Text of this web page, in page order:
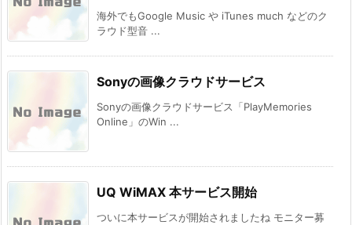
海外でもGoogle Music や iTunes much などのク
ラウド型音 ...
Sonyの画像クラウドサービス
Sonyの画像クラウドサービス「PlayMemories
Online」のWin ...
UQ WiMAX 本サービス開始
ついに本サービスが開始されましたね モニター募